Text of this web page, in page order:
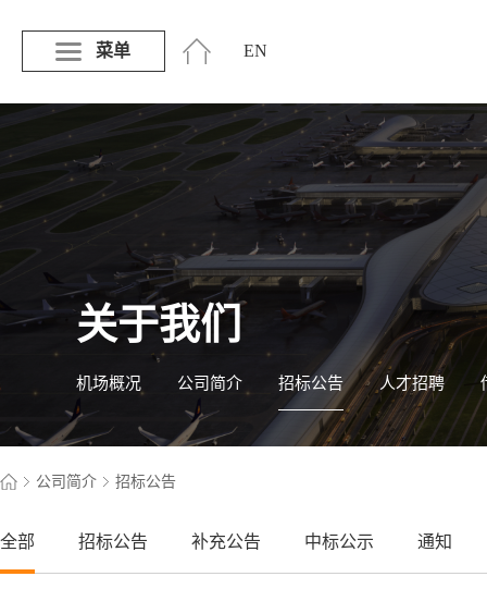
菜单 EN
关于我们
机场概况 公司简介 招标公告 人才招聘
公司简介 招标公告
全部 招标公告 补充公告 中标公示 通知